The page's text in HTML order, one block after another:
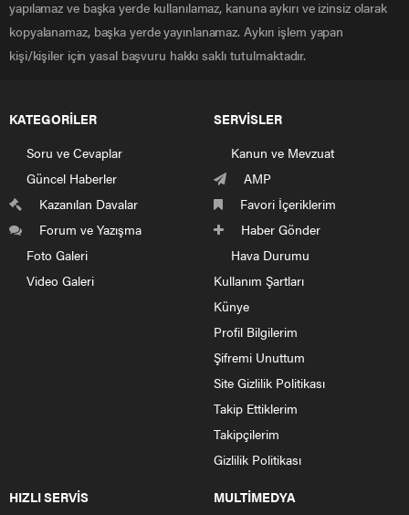
yapılamaz ve başka yerde kullanılamaz, kanuna aykırı ve izinsiz olarak
kopyalanamaz, başka yerde yayınlanamaz. Aykırı işlem yapan
kişi/kişiler için yasal başvuru hakkı saklı tutulmaktadır.
KATEGORİLER
Soru ve Cevaplar
Güncel Haberler
Kazanılan Davalar
Forum ve Yazışma
Foto Galeri
Video Galeri
SERVİSLER
Kanun ve Mevzuat
AMP
Favori İçeriklerim
Haber Gönder
Hava Durumu
Kullanım Şartları
Künye
Profil Bilgilerim
Şifremi Unuttum
Site Gizlilik Politikası
Takip Ettiklerim
Takipçilerim
Gizlilik Politikası
HIZLI SERVİS
MULTİMEDYA